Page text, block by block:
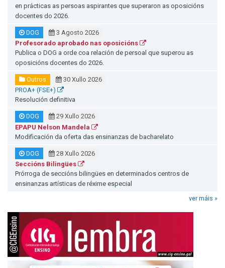
en prácticas as persoas aspirantes que superaron as oposicións
docentes do 2026.
DOG
3 Agosto 2026
Profesorado aprobado nas oposicións
Publica o DOG a orde coa relación de persoal que superou as
oposicións docentes do 2026.
Outros
30 Xullo 2026
PROA+ (FSE+)
Resolución definitiva
DOG
29 Xullo 2026
EPAPU Nelson Mandela
Modificación da oferta das ensinanzas de bacharelato
DOG
28 Xullo 2026
Seccións Bilingües
Prórroga de seccións bilingües en determinados centros de
ensinanzas artísticas de réxime especial
ver máis »